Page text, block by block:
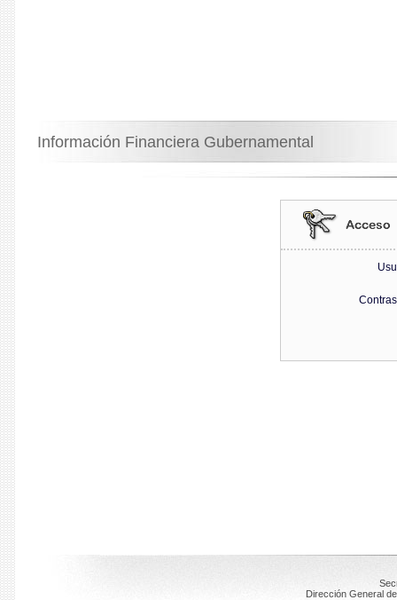
Información Financiera Gubernamental
Dirección General